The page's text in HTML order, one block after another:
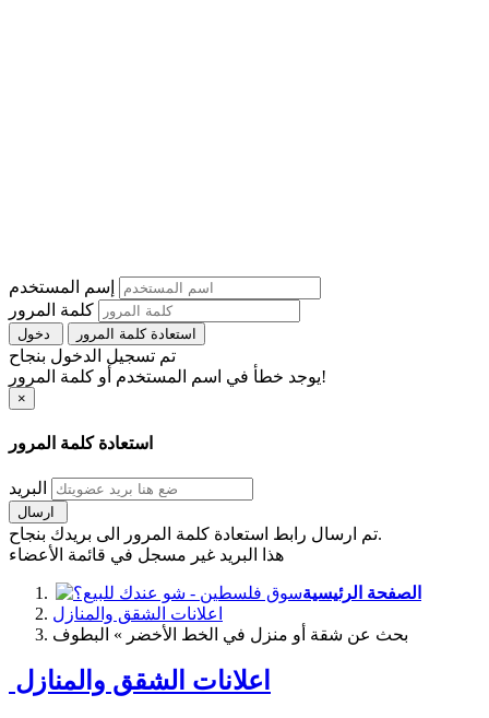
إسم المستخدم
كلمة المرور
استعادة كلمة المرور
تم تسجيل الدخول بنجاح
يوجد خطأ في اسم المستخدم أو كلمة المرور!
×
استعادة كلمة المرور
البريد
تم ارسال رابط استعادة كلمة المرور الى بريدك بنجاح.
هذا البريد غير مسجل في قائمة الأعضاء
الصفحة الرئيسية
اعلانات الشقق والمنازل
بحث عن شقة أو منزل في الخط الأخضر » البطوف
اعلانات الشقق والمنازل